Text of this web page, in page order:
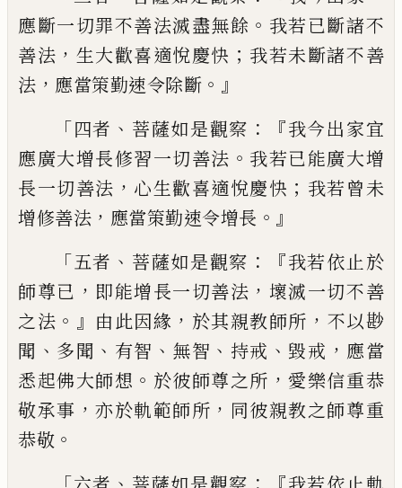
應斷一切罪不善法滅盡無餘 。 我若已斷諸不
善法 ， 生大歡喜適悅慶快 ； 我若未斷諸不善
法 ， 應當策勤速令除斷 。』
「四者 、 菩薩如是觀察 ：『我今出家宜
應廣大增長修習一切善法 。 我若已能廣大增
長一切善法 ， 心生歡喜適悅慶快 ； 我若曾未
增修善法 ， 應當策勤速令增長 。』
「五者 、 菩薩如是觀察 ：『我若依止於
師尊已 ， 即能增長一切善法 ， 壞滅一切不善
之法 。』 由此因緣 ， 於其親教師所 ， 不以尠
聞 、 多聞 、 有智 、 無智 、 持戒 、 毀戒 ， 應當
悉起佛大師想 。 於彼師尊之所 ，愛樂信重恭
敬承事 ，亦於軌範師所 ， 同彼親教之師尊重
恭敬 。